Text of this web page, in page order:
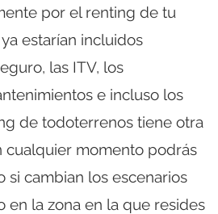
por el renting de tu
estarían incluidos
las ITV, los
e incluso los
de todoterrenos tiene otra
cualquier momento podrás
si cambian los escenarios
en la zona en la que resides